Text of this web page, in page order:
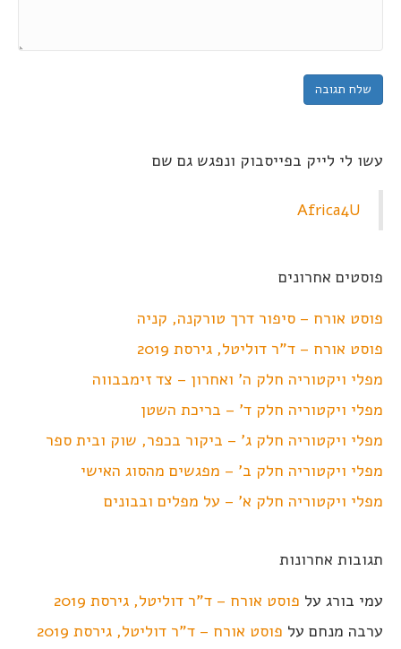
עשו לי לייק בפייסבוק ונפגש גם שם
Africa4U
פוסטים אחרונים
פוסט אורח – סיפור דרך טורקנה, קניה
פוסט אורח – ד"ר דוליטל, גירסת 2019
מפלי ויקטוריה חלק ה' ואחרון – צד זימבבווה
מפלי ויקטוריה חלק ד' – בריכת השטן
מפלי ויקטוריה חלק ג' – ביקור בכפר, שוק ובית ספר
מפלי ויקטוריה חלק ב' – מפגשים מהסוג האישי
מפלי ויקטוריה חלק א' – על מפלים ובבונים
תגובות אחרונות
עמי בורג על פוסט אורח – ד"ר דוליטל, גירסת 2019
ערבה מנחם על פוסט אורח – ד"ר דוליטל, גירסת 2019